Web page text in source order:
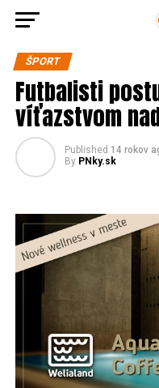
ŠPORT
Futbalisti
víťazstvom
Published 14 rokov
By PNky.sk